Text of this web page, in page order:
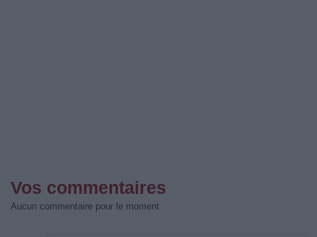
Vos commentaires
Aucun commentaire pour le moment